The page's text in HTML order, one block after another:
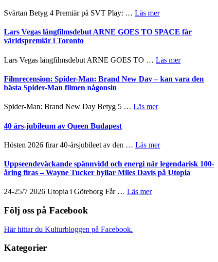
med
Jackie
storform
Vem
Mauri?
Svärtan Betyg 4 Premiär på SVT Play: … Läs merom
av
Svärtan
–
om
Lars Vegas långfilmsdebut ARNE GOES TO SPACE får
världspremiär i Toronto
Lars Vegas långfilmsdebut ARNE GOES TO … Läs merom
Vegas
Filmrecension: Spider-Man: Brand New Day – kan vara den
bästa Spider-Man filmen någonsin
Spider-Man: Brand New Day Betyg 5 … Läs merom
New
–
kan
40 års-jubileum av Queen Budapest
Hösten 2026 firar 40-årsjubileet av den … Läs merom
års-
jubileum
av
Uppseendeväckande spännvidd och energi när legendarisk 100-
åring firas – Wayne Tucker hyllar Miles Davis på Utopia
24-25/7 2026 Utopia i Göteborg Får … Läs merom
Följ oss på Facebook
Här hittar du Kulturbloggen på Facebook.
Kategorier